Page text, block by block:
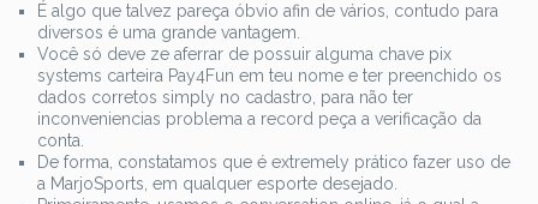
É algo que talvez pareça óbvio afin de vários, contudo para
diversos é uma grande vantagem.
Você só deve ze aferrar de possuir alguma chave pix
systems carteira Pay4Fun em teu nome e ter preenchido os
dados corretos simply no cadastro, para não ter
inconveniencias problema a record peça a verificação da
conta.
De forma, constatamos que é extremely prático fazer uso de
a MarjoSports, em qualquer esporte desejado.